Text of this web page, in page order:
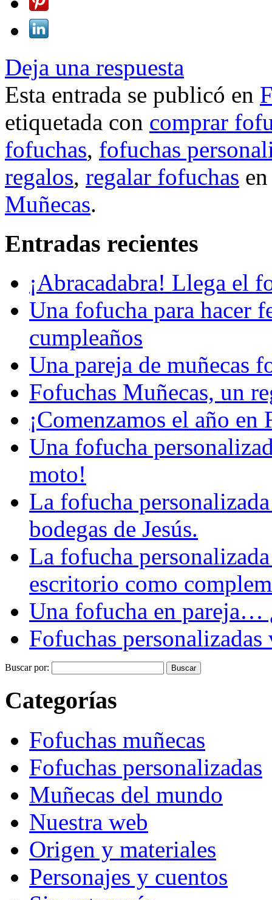
Deja una respuesta
Esta entrada se publicó en
etiquetada con comprar
fofuchas, fofuchas
regalos, regalar fofuchas
Muñecas.
Entradas recientes
¡Abracadabra! Llega el
Una fofucha para hacer
cumpleaños
Una pareja de muñecas
Fofuchas Muñecas, un
¡Comenzamos el año
Una fofucha
moto!
La fofucha
bodegas de Jesús.
La fofucha
escritorio como
Una fofucha en pareja…
Fofuchas
Buscar por:
Categorías
Fofuchas muñecas
Fofuchas personalizadas
Muñecas del mundo
Nuestra web
Origen y materiales
Personajes y cuentos